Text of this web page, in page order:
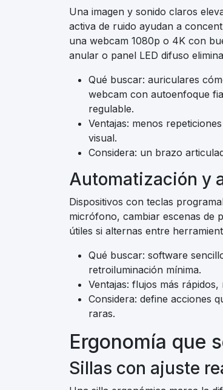
Una imagen y sonido claros
activa de ruido ayudan a
una webcam 1080p o 4K con
anular o panel LED difuso
Qué buscar: auriculares
webcam con autoenfoque
regulable.
Ventajas: menos
visual.
Considera: un brazo
Automatización y
Dispositivos con teclas
micrófono, cambiar escenas de
útiles si alternas entre
Qué buscar: software
retroiluminación mínima.
Ventajas: flujos más
Considera: define acciones
raras.
Ergonomía que
Sillas con ajuste